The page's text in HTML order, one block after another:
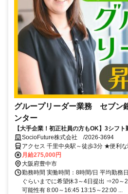
グループリーダー業務 セブン
ンター
【大手企業！初正社員の方もOK】3シフ
などある程度服装は自由♪
SocioFuture株式会社 /2026-3694
アクセス 千里中央駅～徒歩3分 ★便利な
月給275,000円
大阪府豊中市
勤務時間 実働時間：8時間/日 平均勤務
ぐらいまでに希望休3～4日提出 ⇒20～
可能性有 8:00～16:45 13:15～22:00 ...